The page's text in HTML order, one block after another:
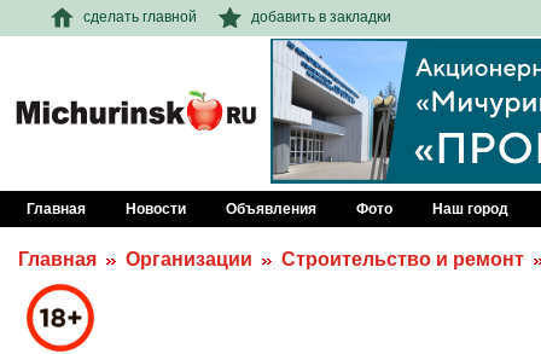
сделать главной добавить в закладки
Главная Новости Объявления Фото Наш город
Главная Организации Строительство и ремонт